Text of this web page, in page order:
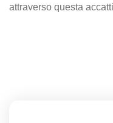
attraverso questa